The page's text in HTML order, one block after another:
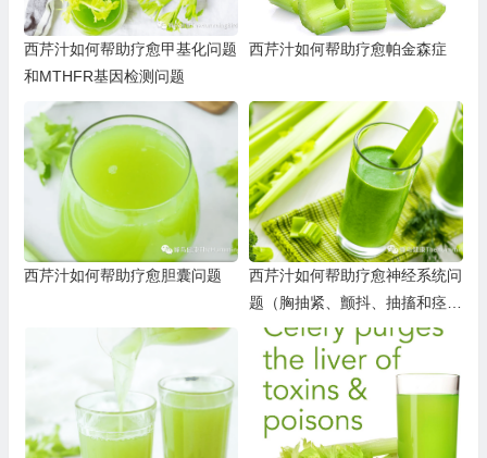
西芹汁如何帮助疗愈甲基化问题
和MTHFR基因检测问题
西芹汁如何帮助疗愈帕金森症
西芹汁如何帮助疗愈胆囊问题
西芹汁如何帮助疗愈神经系统问
题（胸抽紧、颤抖、抽搐和痉
挛、无力、发麻、不安腿、疼
痛、躁动）